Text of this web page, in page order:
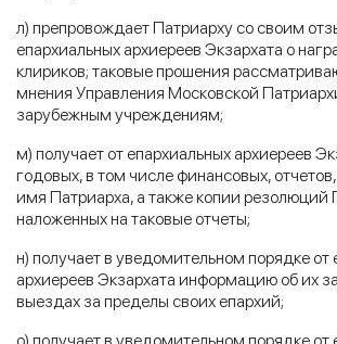
л) препровождает Патриарху со своим
епархиальных архиереев Экзархата о
клириков; таковые прошения
мнения Управления Московской
зарубежным учреждениям;
м) получает от епархиальных архиереев
годовых, в том числе финансовых,
имя Патриарха, а также копии резолюций
наложенных на таковые отчеты;
н) получает в уведомительном порядке от
архиереев Экзархата информацию об их
выездах за пределы своих епархий;
о) получает в уведомительном порядке от